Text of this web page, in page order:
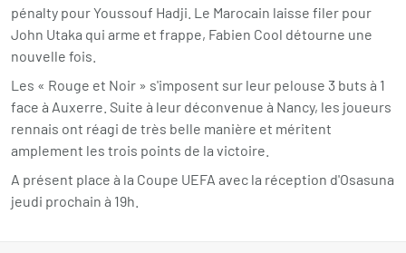
pénalty pour Youssouf Hadji. Le Marocain laisse filer pour
John Utaka qui arme et frappe, Fabien Cool détourne une
nouvelle fois.
Les « Rouge et Noir » s'imposent sur leur pelouse 3 buts à 1
face à Auxerre. Suite à leur déconvenue à Nancy, les joueurs
rennais ont réagi de très belle manière et méritent
amplement les trois points de la victoire.
A présent place à la Coupe UEFA avec la réception d'Osasuna
jeudi prochain à 19h.